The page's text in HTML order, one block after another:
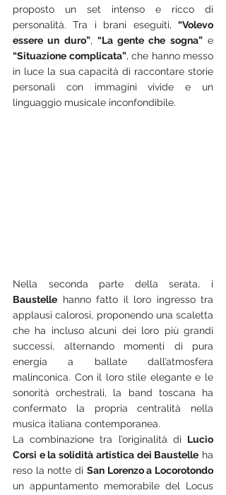
proposto un set intenso e ricco di
personalità. Tra i brani eseguiti, “Volevo
essere un duro”, “La gente che sogna”
“Situazione complicata”, che hanno messo
in luce la sua capacità di raccontare storie
personali con immagini vivide e un
linguaggio musicale inconfondibile.
Baustelle hanno fatto il loro ingresso tra
applausi calorosi, proponendo una scaletta
che ha incluso alcuni dei loro più grandi
successi, alternando momenti di pura
energia a ballate dall’atmosfera
malinconica. Con il loro stile elegante e le
sonorità orchestrali, la band toscana ha
confermato la propria centralità nella
musica italiana contemporanea.
La combinazione tra l’originalità di Lucio
Corsi e la solidità artistica dei Baustelle ha
reso la notte di
un appuntamento memorabile del Locus